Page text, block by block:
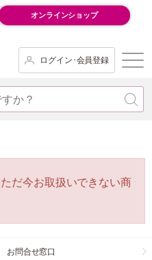
オンラインショップ
ログイン･会員登録
だ今お取扱いできない商
お問合せ窓口